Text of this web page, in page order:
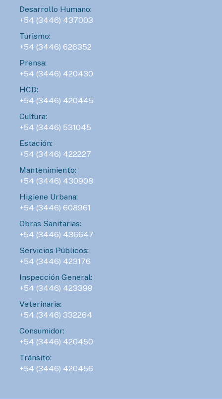
Desarrollo Humano:
+54 (3446) 437003
Turismo:
+54 (3446) 626352
Prensa:
+54 (3446) 420430
HCD:
+54 (3446) 420445
Cultura:
+54 (3446) 531045
Estación:
+54 (3446) 422227
Mantenimiento:
+54 (3446) 430908
Higiene Urbana:
+54 (3446) 608961
Obras Sanitarias:
+54 (3446) 436647
Servicios Públicos:
+54 (3446) 423176
Inspección General:
+54 (3446) 423399
Veterinaria:
+54 (3446) 332264
Consumidor:
+54 (3446) 420450
Tránsito:
+54 (3446) 420456